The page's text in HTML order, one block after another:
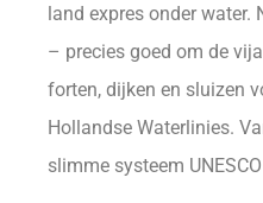
land expres onder water.
– precies goed om de
forten, dijken en sluizen
Hollandse Waterlinies.
slimme systeem